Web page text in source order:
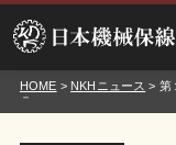
HOME > NKHニュース > 第
－